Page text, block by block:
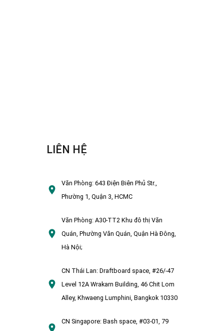
LIÊN HỆ
Văn Phòng:643 Điện Biên Phủ Str.,
Phường 1, Quận 3, HCMC
Văn Phòng:A30-TT2 Khu đô thị Văn
Quán, Phường Văn Quán, Quận Hà Đông,
Hà Nội;
CN Thái Lan: Draftboard space, #26/-47
Level 12A Wrakarn Building, 46 Chit Lom
Alley, Khwaeng Lumphini, Bangkok 10330
CN Singapore: Bash space, #03-01, 79